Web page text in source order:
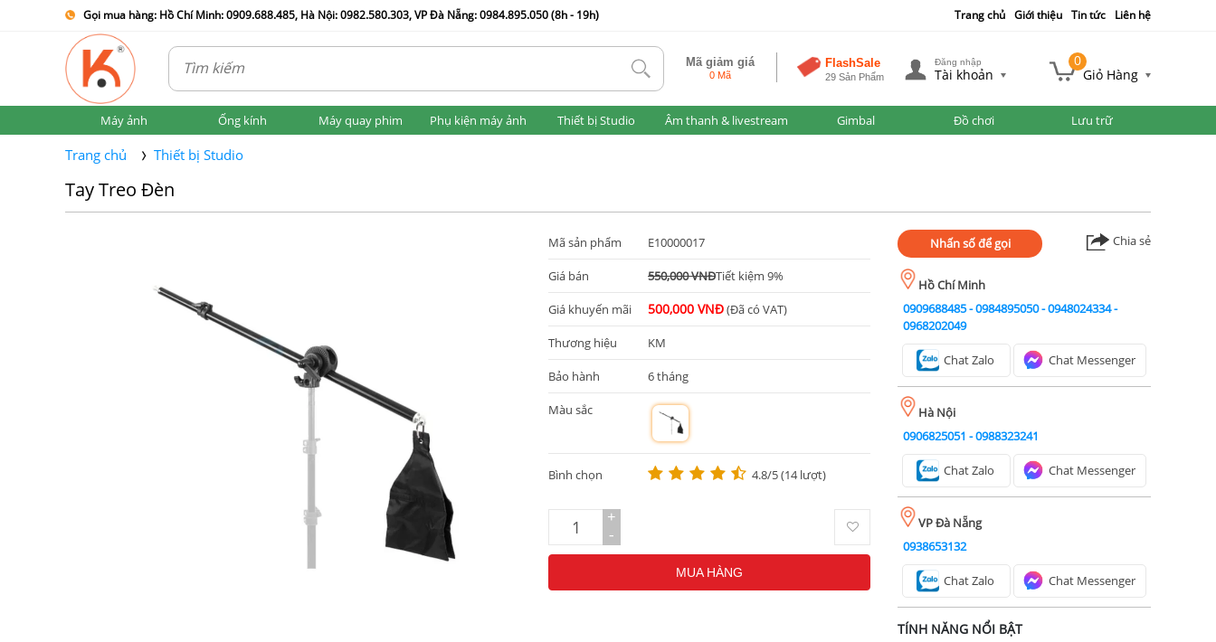
Gọi mua hàng: Hồ Chí Minh: 0909.688.485, Hà Nội: 0982.580.303, VP Đà Nẵng: 0984.895.050 (8h - 19h) Trang chủ Giới thiệu Tin tức Liên hệ
tlk Mã giảm giá
0 Mã
FlashSale
29 Sản Phẩm
Đăng nhập
Tài khoản
0
Giỏ Hàng
Máy ảnh Ống kính Máy quay phim Phụ kiện máy ảnh Thiết bị Studio Âm thanh & livestream Gimbal Đồ chơi Lưu trữ
Trang chủ Thiết bị Studio
Tay Treo Đèn
Mã sản phẩm E10000017
Giá bán 550,000 VNĐTiết kiệm 9%
Giá khuyến mãi 500,000 VNĐ(Đã có VAT)
Thương hiệu KM
Bảo hành 6 tháng
Màu sắc
m
Bình chọn 4.8/5 (14 lượt)
+
-
MUA HÀNG
Nhấn số để gọi Chia sẻ
Hồ Chí Minh
0909688485-0984895050-0948024334-
0968202049
Chat Zalo Chat Messenger
Hà Nội
0906825051 -0988323241
Chat Zalo Chat Messenger
VP Đà Nẵng
0938653132
Chat Zalo Chat Messenger
TÍNH NĂNG NỔI BẬT